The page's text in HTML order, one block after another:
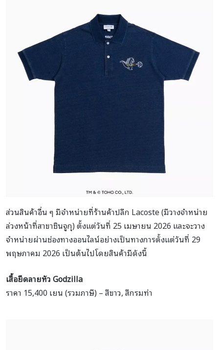
ส่วนสินค้าอื่น ๆ มีจำหน่ายที่ร้านค้าปลีก Lacoste (มีวางจำหน่าย
ล่วงหน้าที่สาขาชินจูกุ) ตั้งแต่วันที่ 25 เมษายน 2026 และจะวาง
จำหน่ายผ่านช่องทางออนไลน์อย่างเป็นทางการตั้งแต่วันที่ 29
พฤษภาคม 2026 เป็นต้นไปโดยสินค้ามีดังนี้
เสื้อยืดลายหัวGodzilla
ราคา 15,400 เยน (รวมภาษี) – สีขาว, สีกรมท่า